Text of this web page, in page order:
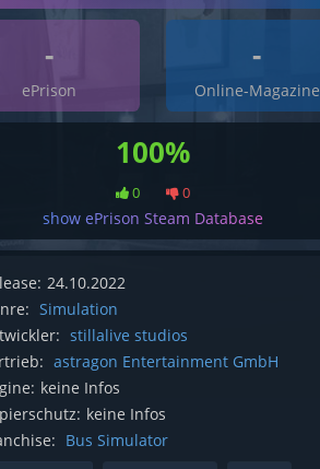
-
ePrison
-
Online-Magazine
100%
0 0
show ePrison Steam Database
24.10.2022
Simulation
stillalive studios
astragon Entertainment GmbH
keine Infos
keine Infos
Bus Simulator